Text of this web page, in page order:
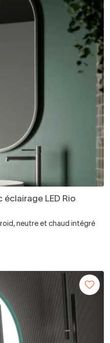
éclairage LED Rio
neutre et chaud intégré